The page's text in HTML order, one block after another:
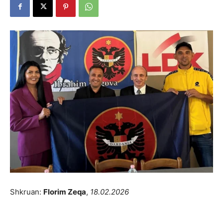
Shkruan: Florim Zeqa, 18.02.2026